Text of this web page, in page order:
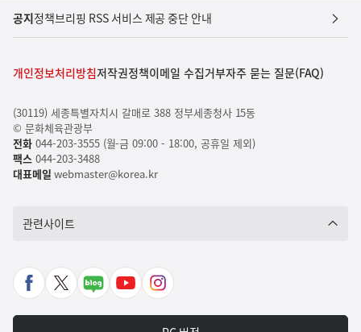
공지정책브리핑 RSS 서비스 제공 중단 안내
개인정보처리방침저작권정책이메일 수집거부자주 묻는 질문(FAQ)
(30119) 세종특별자치시 갈매로 388 정부세종청사 15동
© 문화체육관광부
전화044-203-3555 (월-금 09:00 - 18:00, 공휴일 제외)
팩스 044-203-3488
대표메일 webmaster@korea.kr
관련사이트
페
X
네
유
인
타